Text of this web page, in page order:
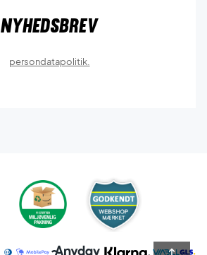
Nyhedsbrev
persondatapolitik.